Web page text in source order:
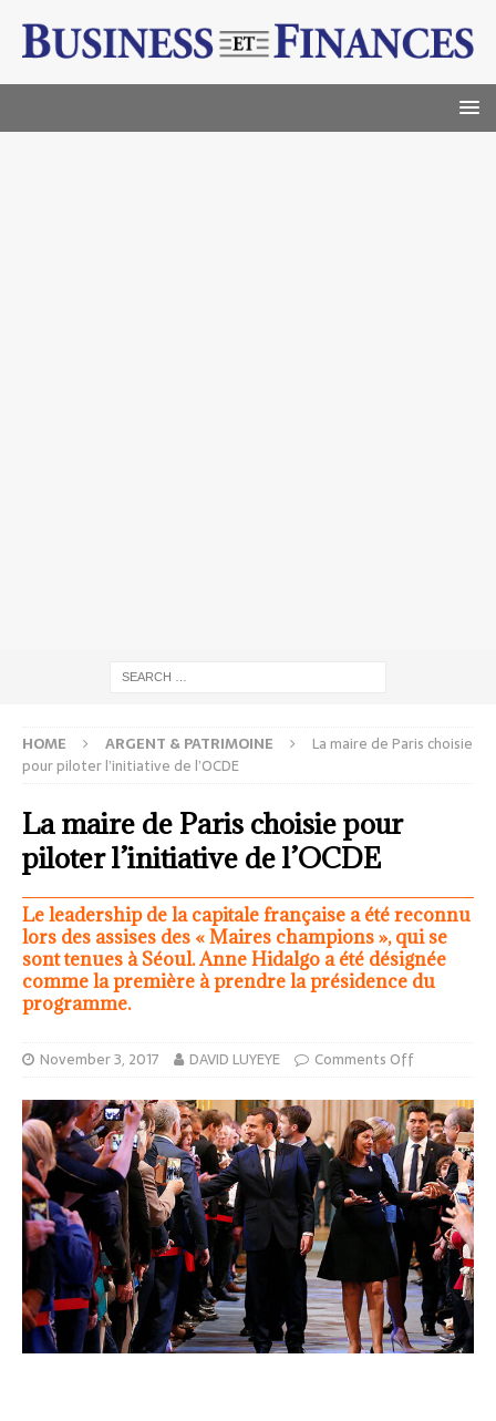
HOME ARGENT & PATRIMOINE
La maire de Paris choisie
pour piloter l’initiative de l’OCDE
La maire de Paris choisie pour
piloter l’initiative de l’OCDE
Le leadership de la capitale française a été reconnu
lors des assises des « Maires champions », qui se
sont tenues à Séoul. Anne Hidalgo a été désignée
comme la première à prendre la présidence du
programme.
November 3, 2017 DAVID LUYEYE Comments Off